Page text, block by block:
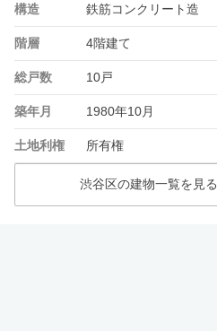
構造 鉄筋コンクリート造
階層 4階建て
総戸数 10戸
築年月 1980年10月
土地利権 所有権
渋谷区の建物一覧を見る